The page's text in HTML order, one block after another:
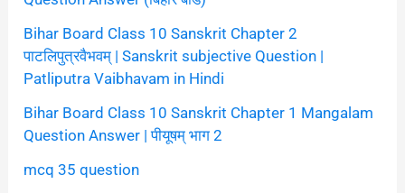
Bihar Board Class 10 Sanskrit Chapter 2
पाटलिपुत्रवैभवम् | Sanskrit subjective Question |
Patliputra Vaibhavam in Hindi
Bihar Board Class 10 Sanskrit Chapter 1 Mangalam
Question Answer | पीयूषम् भाग 2
mcq 35 question